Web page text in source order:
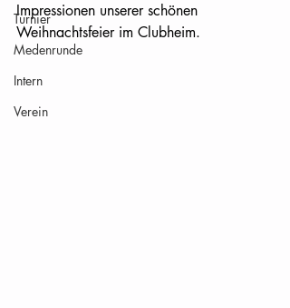
Turnier
Medenrunde
Intern
Verein
Impressionen unserer schönen
Weihnachtsfeier im Clubheim.